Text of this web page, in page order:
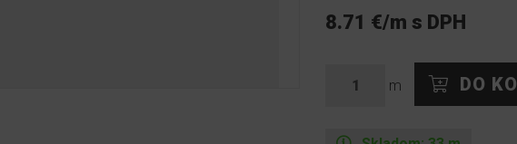
8.71 €/m s DPH
m